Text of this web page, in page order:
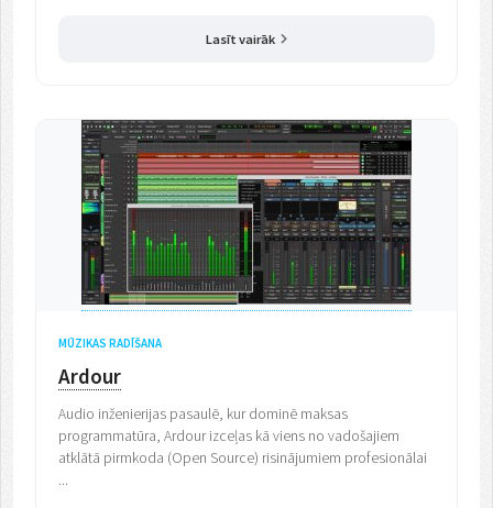
Lasīt vairāk
MŪZIKAS RADĪŠANA
Ardour
Audio inženierijas pasaulē, kur dominē maksas
programmatūra, Ardour izceļas kā viens no vadošajiem
atklātā pirmkoda (Open Source) risinājumiem profesionālai
...